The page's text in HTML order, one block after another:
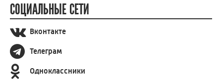
СОЦИАЛЬНЫЕ СЕТИ
Вконтакте
Телеграм
Одноклассники